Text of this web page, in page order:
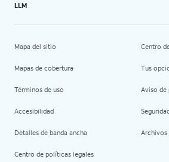
LLM
Mapa del sitio
Mapas de cobertura
Términos de uso
Accesibilidad
Detalles de banda ancha
Centro de políticas legales
Centro
Tus
Aviso de
Archivos